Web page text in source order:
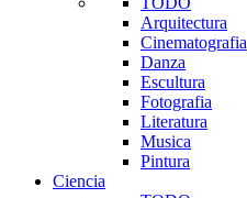
Arquitectura
Cinematografia
Danza
Escultura
Fotografia
Literatura
Musica
Pintura
Ciencia